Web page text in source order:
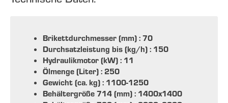
Brikettdurchmesser (mm) : 70
Durchsatzleistung bis (kg/h) : 150
Hydraulikmotor (kW) : 11
Ölmenge (Liter) : 250
Gewicht (ca. kg) : 1100-1250
Behältergröße 714 (mm) : 1400x1400